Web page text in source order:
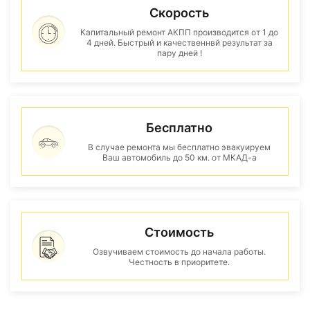
Скорость
Капитальный ремонт АКПП производится от 1 до
4 дней. Быстрый и качественнвй результат за
пару дней !
Бесплатно
В случае ремонта мы бесплатно эвакуируем
Ваш автомобиль до 50 км. от МКАД-а
Стоимость
Озвучиваем стоимость до начала работы.
Честность в приоритете.